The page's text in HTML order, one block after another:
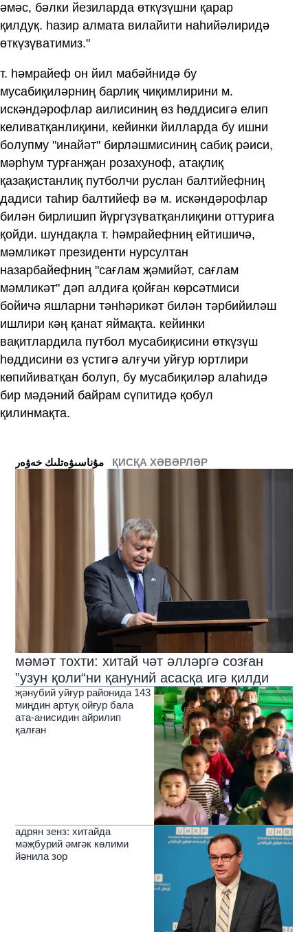
әмәс, бәлки йезиларда өткүзүшни қарар
қилдуқ. һазир алмата вилайити наһийәлиридә
өткүзүватимиз."
т. һәмрайеф он йил мабәйнидә бу
мусабиқиләрниң барлиқ чиқимлирини м.
искәндәрофлар аилисиниң өз һөддисигә елип
келиватқанлиқини, кейинки йилларда бу ишни
болупму "инайәт" бирләшмисиниң сабиқ рәиси,
мәрһум турғанҗан розахуноф, атақлиқ
қазақистанлиқ путболчи руслан балтийефниң
дадиси таһир балтийеф вә м. искәндәрофлар
билән бирлишип йүргүзүватқанлиқини оттуриға
қойди. шундақла т. һәмрайефниң ейтишичә,
мәмликәт президенти нурсултан
назарбайефниң "сағлам җәмийәт, сағлам
мәмликәт" дәп алдиға қойған көрсәтмиси
бойичә яшларни тәнһәрикәт билән тәрбийиләш
ишлири кәң қанат яймақта. кейинки
вақитлардила путбол мусабиқисини өткүзүш
һөддисини өз үстигә алғучи уйғур юртлири
көпийиватқан болуп, бу мусабиқиләр алаһидә
бир мәдәний байрам сүпитидә қобул
қилинмақта.
ҚИСҚА ХӘВӘРЛӘР
мәмәт тохти: хитай чәт әлләргә созған
”узун қоли“ни қануний асасқа игә қилди
җәнубий уйғур районида 143
миңдин артуқ ойғур бала
ата-анисидин айрилип
қалған
адрян зенз: хитайда
мәҗбурий әмгәк көлими
йәнила зор